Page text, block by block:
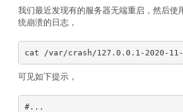
我们最近发现有的服务器无端重启，然后使
统崩溃的日志，
可见如下提示，
#...